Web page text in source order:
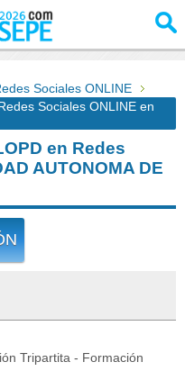
Sociales ONLINE
Sociales ONLINE en
en Redes
AUTONOMA DE
Tripartita - Formación